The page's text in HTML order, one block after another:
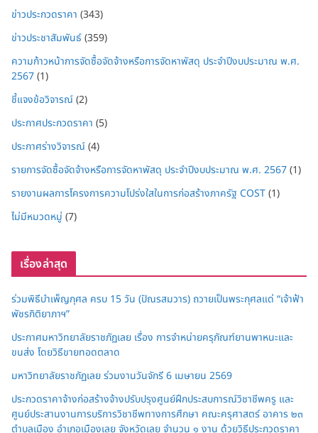
ข่าวประกวดราคา (343)
ข่าวประชาสัมพันธ์(359)
ความก้าวหน้าการจัดซื้อจัดจ้างหรือการจัดหาพัสดุ ประจำปีงบประมาณ พ.ศ.
2567(1)
ชี้แจงข้อวิจารณ์(2)
ประกาศประกวดราคา (5)
ประกาศร่างวิจารณ์(4)
รายการจัดซื้อจัดจ้างหรือการจัดหาพัสดุ ประจำปีงบประมาณ พ.ศ. 2567(1)
รายงานผลการโครงการความโปร่งใสในการก่อสร้างภาครัฐ COST(1)
ไม่มีหมวดหมู่ (7)
เรื่องล่าสุด
ร่วมพิธีบำเพ็ญกุศล ครบ 15 วัน (ปัณรสมวาร) ถวายเป็นพระกุศลแด่ “เจ้าฟ้า
พัชรกิติยาภาฯ”
ประกาศมหาวิทยาลัยราชภัฏเลย เรื่อง การจำหน่ายครุภัณฑ์ยานพาหนะและ
ขนส่ง โดยวิธีขายทอดตลาด
มหาวิทยาลัยราชภัฏเลย ร่วมงานวันจักรี 6 เมษายน 2569
ประกวดราคาจ้างก่อสร้างจ้างปรับปรุงศูนย์ฝึกประสบการณ์วิชาชีพครู และ
ศูนย์ประสานงานการบริการวิชาชีพทางการศึกษา คณะครุศาสตร์ อาคาร ๒๓
ตำบลเมือง อำเภอเมืองเลย จังหวัดเลย จำนวน ๑ งาน ด้วยวิธีประกวดราคา